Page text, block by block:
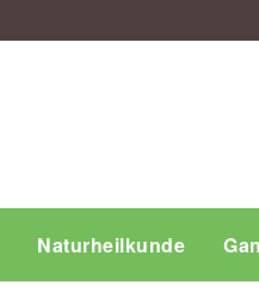
Naturheilkunde